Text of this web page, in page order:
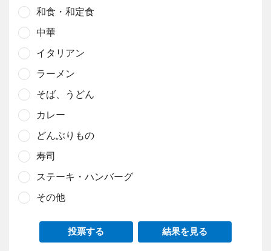
和食・和定食
中華
イタリアン
ラーメン
そば、うどん
カレー
どんぶりもの
寿司
ステーキ・ハンバーグ
その他
投票する 結果を見る